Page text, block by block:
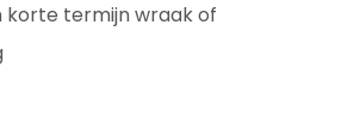
korte termijn wraak of